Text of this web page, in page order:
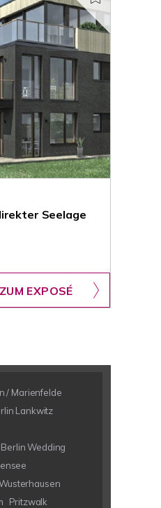
Seelage
ZUM EXPOSÉ
/ Marienfelde
Lankwitz
Berlin Wedding
Pritzwalk